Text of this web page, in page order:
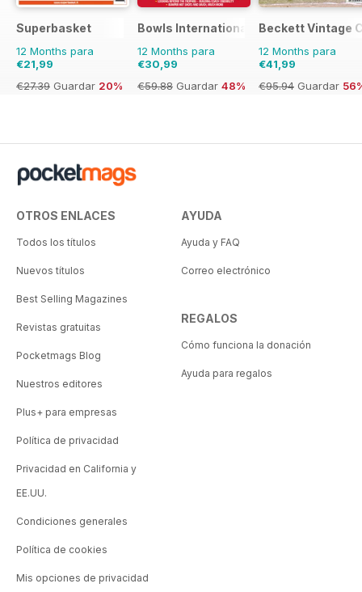
Superbasket
12 Months para
€21,99
€27.39 Guardar 20%
Bowls International
12 Months para
€30,99
€59.88 Guardar 48%
Beckett Vintage
12 Months para
€41,99
€95.94 Guardar
OTROS ENLACES
Todos los títulos
Nuevos títulos
Best Selling Magazines
Revistas gratuitas
Pocketmags Blog
Nuestros editores
Plus+ para empresas
Política de privacidad
Privacidad en California y
EE.UU.
Condiciones generales
Política de cookies
Mis opciones de privacidad
AYUDA
Ayuda y FAQ
Correo electrónico
REGALOS
Cómo funciona la donación
Ayuda para regalos